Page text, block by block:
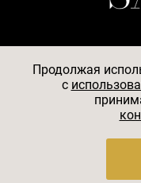
АО «БКМ», ОГРН
127018, Москва, ул.
Продолжая
c